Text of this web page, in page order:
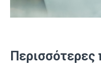
Περισσότερες